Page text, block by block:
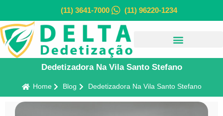
(11) 3641-7000 (11) 96220-1234
Dedetizadora Na Vila Santo Stefano
Home Blog Dedetizadora Na Vila Santo Stefano